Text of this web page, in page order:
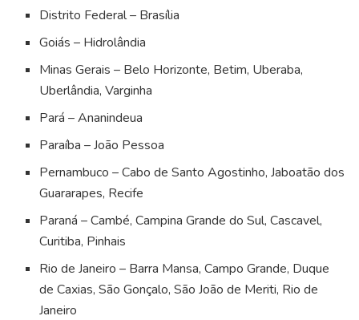
Distrito Federal – Brasília
Goiás – Hidrolândia
Minas Gerais – Belo Horizonte, Betim, Uberaba,
Uberlândia, Varginha
Pará – Ananindeua
Paraíba – João Pessoa
Pernambuco – Cabo de Santo Agostinho, Jaboatão dos
Guararapes, Recife
Paraná – Cambé, Campina Grande do Sul, Cascavel,
Curitiba, Pinhais
Rio de Janeiro – Barra Mansa, Campo Grande, Duque
de Caxias, São Gonçalo, São João de Meriti, Rio de
Janeiro